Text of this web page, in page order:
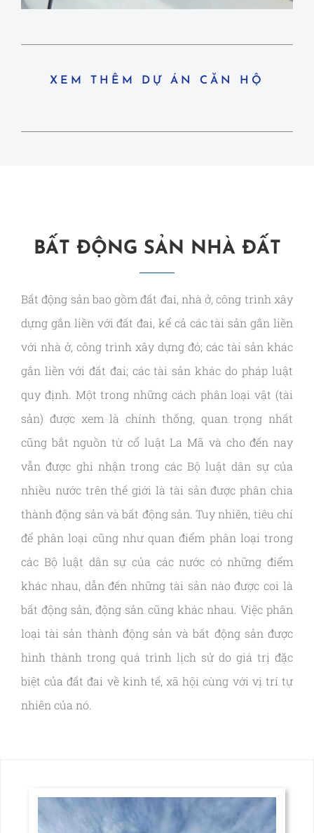
XEM THÊM DỰ ÁN CĂN HỘ
BẤT ĐỘNG SẢN NHÀ ĐẤT
Bất động sản bao gồm đất đai, nhà ở, công trình xây
dựng gắn liền với đất đai, kể cả các tài sản gắn liền
với nhà ở, công trình xây dựng đó; các tài sản khác
gắn liền với đất đai; các tài sản khác do pháp luật
quy định. Một trong những cách phân loại vật (tài
sản) được xem là chính thống, quan trọng nhất
cũng bắt nguồn từ cổ luật La Mã và cho đến nay
vẫn được ghi nhận trong các Bộ luật dân sự của
nhiều nước trên thế giới là tài sản được phân chia
thành động sản và bất động sản. Tuy nhiên, tiêu chí
để phân loại cũng như quan điểm phân loại trong
các Bộ luật dân sự của các nước có những điểm
khác nhau, dẫn đến những tài sản nào được coi là
bất động sản, động sản cũng khác nhau. Việc phân
loại tài sản thành động sản và bất động sản được
hình thành trong quá trình lịch sử do giá trị đặc
biệt của đất đai về kinh tế, xã hội cùng với vị trí tự
nhiên của nó.